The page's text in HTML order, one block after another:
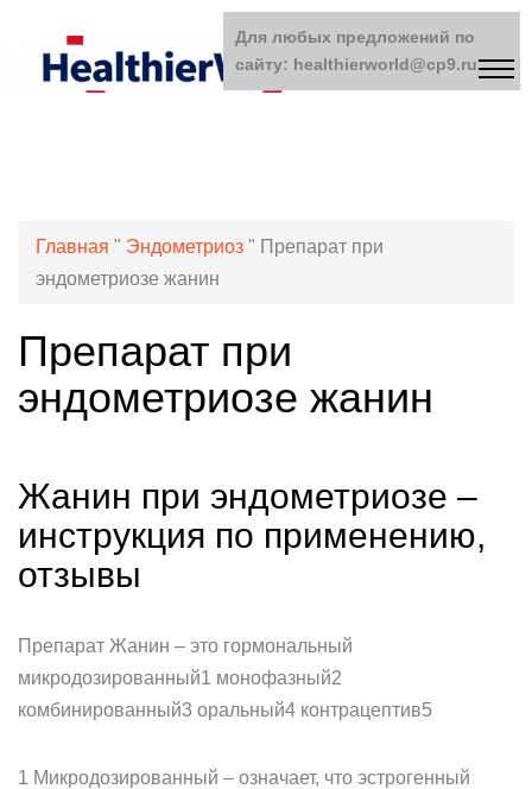
Главная " Эндометриоз " Препарат при
эндометриозе жанин
Препарат при
эндометриозе жанин
Жанин при эндометриозе –
инструкция по применению,
отзывы
Препарат Жанин – это гормональный
микродозированный1 монофазный2
комбинированный3 оральный4 контрацептив5
1 Микродозированный – означает, что эстрогенный
Для любых предложений по
сайту: healthierworld@cp9.ru